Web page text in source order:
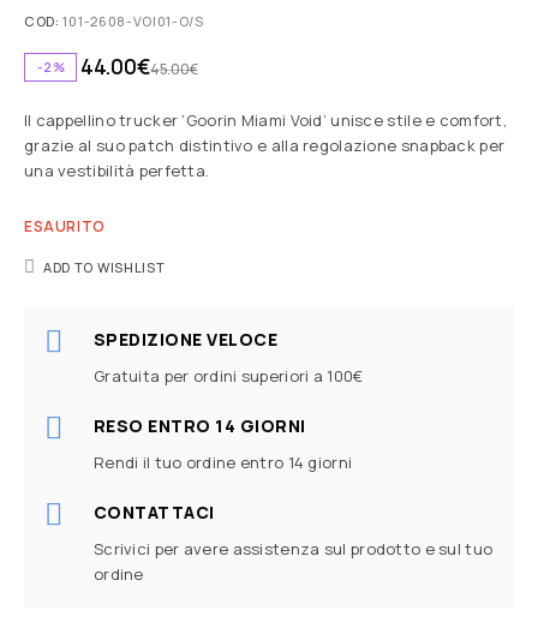
COD:101-2608-VOI01-O/S
-2% 45.00€
44.00€
Il cappellino trucker ‘Goorin Miami Void’ unisce stile e comfort,
grazie al suo patch distintivo e alla regolazione snapback per
una vestibilità perfetta.
ESAURITO
ADD TO WISHLIST
SPEDIZIONE VELOCE
Gratuita per ordini superiori a 100€
RESO ENTRO 14 GIORNI
Rendi il tuo ordine entro 14 giorni
CONTATTACI
Scrivici per avere assistenza sul prodotto e sul tuo
ordine